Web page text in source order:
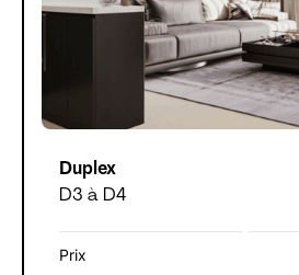
Duplex
D3 à D4
Prix